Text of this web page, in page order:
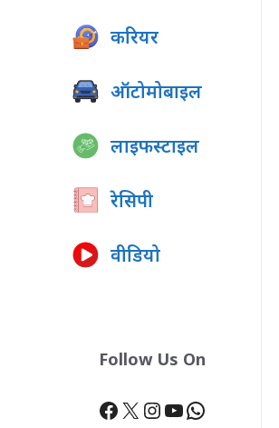
करियर
ऑटोमोबाइल
लाइफस्टाइल
रेसिपी
वीडियो
Follow Us On
Facebook
X Instagram
YouTube
WhatsApp